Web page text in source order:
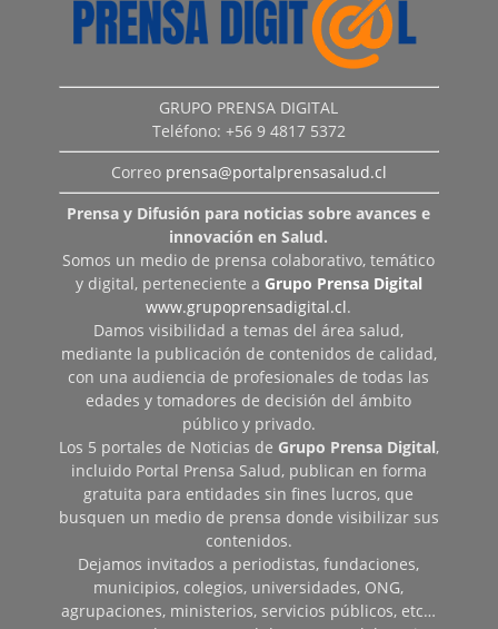
GRUPO PRENSA DIGITAL
Teléfono: +56 9 4817 5372
Correo prensa@portalprensasalud.cl
Prensa y Difusión para noticias sobre avances e
innovación en Salud.
Somos un medio de prensa colaborativo, temático
y digital, perteneciente a Grupo Prensa Digital
www.grupoprensadigital.cl.
Damos visibilidad a temas del área salud,
mediante la publicación de contenidos de calidad,
con una audiencia de profesionales de todas las
edades y tomadores de decisión del ámbito
público y privado.
Los 5 portales de Noticias de Grupo Prensa Digital,
incluido Portal Prensa Salud, publican en forma
gratuita para entidades sin fines lucros, que
busquen un medio de prensa donde visibilizar sus
contenidos.
Dejamos invitados a periodistas, fundaciones,
municipios, colegios, universidades, ONG,
agrupaciones, ministerios, servicios públicos, etc…